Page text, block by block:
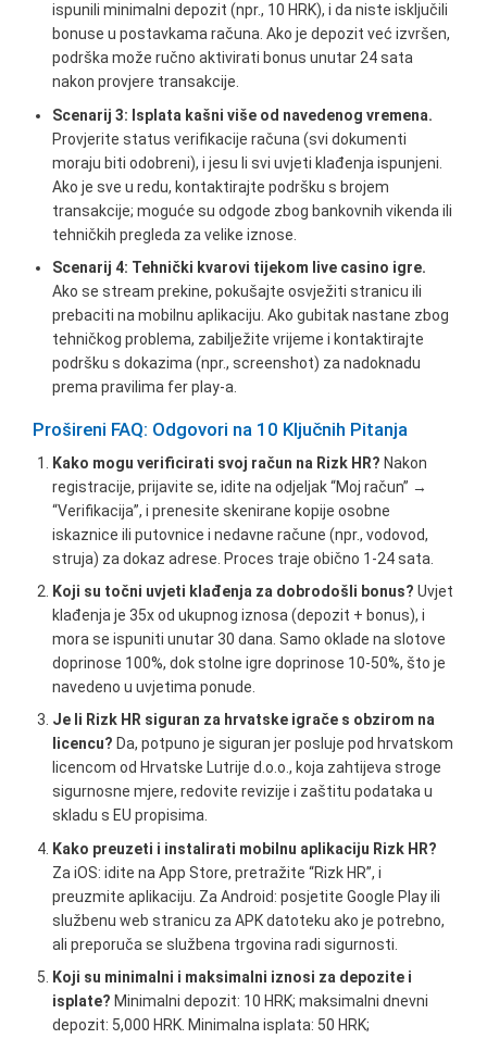
ispunili minimalni depozit (npr., 10 HRK), i da niste isključili
bonuse u postavkama računa. Ako je depozit već izvršen,
podrška može ručno aktivirati bonus unutar 24 sata
nakon provjere transakcije.
Scenarij 3: Isplata kašni više od navedenog vremena.
Provjerite status verifikacije računa (svi dokumenti
moraju biti odobreni), i jesu li svi uvjeti klađenja ispunjeni.
Ako je sve u redu, kontaktirajte podršku s brojem
transakcije; moguće su odgode zbog bankovnih vikenda ili
tehničkih pregleda za velike iznose.
Scenarij 4: Tehnički kvarovi tijekom live casino igre.
Ako se stream prekine, pokušajte osvježiti stranicu ili
prebaciti na mobilnu aplikaciju. Ako gubitak nastane zbog
tehničkog problema, zabilježite vrijeme i kontaktirajte
podršku s dokazima (npr., screenshot) za nadoknadu
prema pravilima fer play-a.
Prošireni FAQ: Odgovori na 10 Ključnih Pitanja
Kako mogu verificirati svoj račun na Rizk HR? Nakon
registracije, prijavite se, idite na odjeljak “Moj račun” →
“Verifikacija”, i prenesite skenirane kopije osobne
iskaznice ili putovnice i nedavne račune (npr., vodovod,
struja) za dokaz adrese. Proces traje obično 1-24 sata.
Koji su točni uvjeti klađenja za dobrodošli bonus? Uvjet
klađenja je 35x od ukupnog iznosa (depozit + bonus), i
mora se ispuniti unutar 30 dana. Samo oklade na slotove
doprinose 100%, dok stolne igre doprinose 10-50%, što je
navedeno u uvjetima ponude.
Je li Rizk HR siguran za hrvatske igrače s obzirom na
licencu? Da, potpuno je siguran jer posluje pod hrvatskom
licencom od Hrvatske Lutrije d.o.o., koja zahtijeva stroge
sigurnosne mjere, redovite revizije i zaštitu podataka u
skladu s EU propisima.
Kako preuzeti i instalirati mobilnu aplikaciju Rizk HR?
Za iOS: idite na App Store, pretražite “Rizk HR”, i
preuzmite aplikaciju. Za Android: posjetite Google Play ili
službenu web stranicu za APK datoteku ako je potrebno,
ali preporuča se službena trgovina radi sigurnosti.
Koji su minimalni i maksimalni iznosi za depozite i
isplate? Minimalni depozit: 10 HRK; maksimalni dnevni
depozit: 5,000 HRK. Minimalna isplata: 50 HRK;